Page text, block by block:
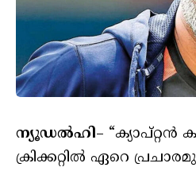
ന്യൂഡല്‍ഹി–
ക്രിക്കറ്റില്‍ ഏറെ